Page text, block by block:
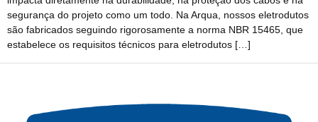
segurança do projeto como um todo. Na Arqua, nossos eletrodutos
são fabricados seguindo rigorosamente a norma NBR 15465, que
estabelece os requisitos técnicos para eletrodutos […]